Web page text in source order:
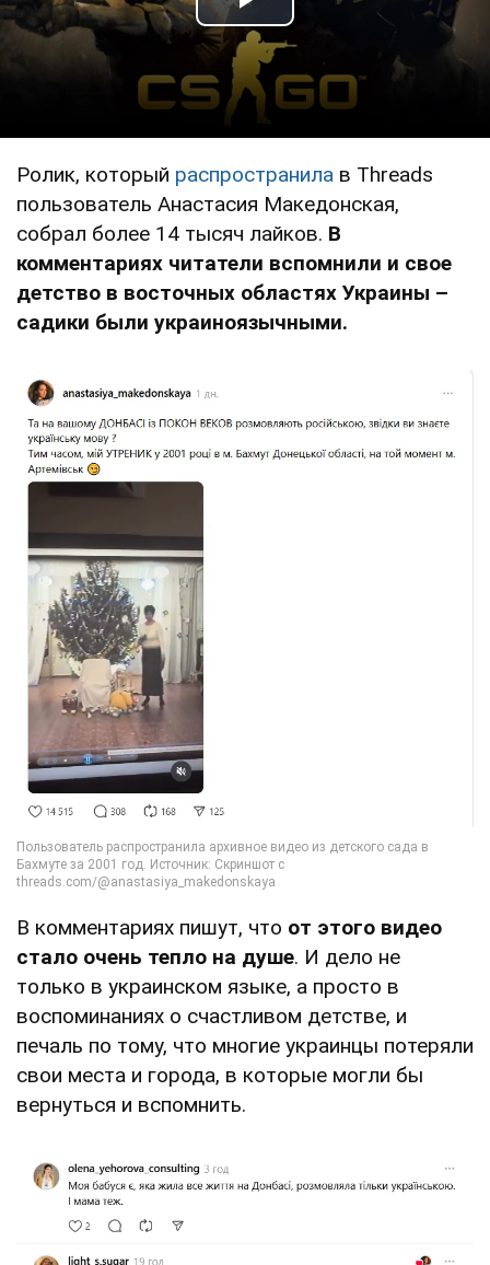
Play Video
Ролик, который распространила в Threads
пользователь Анастасия Македонская,
собрал более 14 тысяч лайков. В
комментариях читатели вспомнили и свое
детство в восточных областях Украины –
садики были украиноязычными.
В комментариях пишут, что от этого видео
стало очень тепло на душе. И дело не
только в украинском языке, а просто в
воспоминаниях о счастливом детстве, и
печаль по тому, что многие украинцы потеряли
свои места и города, в которые могли бы
вернуться и вспомнить.